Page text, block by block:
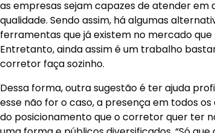
Hoje, com os canais disponíveis pelas redes
promover, vender e atender os segurados.
possível realizar atendimento. Considerando
app mais usado no Brasil. Cerca de 99% das
utilizam Instagram para troca de
pessoas que usam o direct todos os dias. “O
ser ignorado, pois 27% das pessoas usam o
ressalta Fred Almeida.